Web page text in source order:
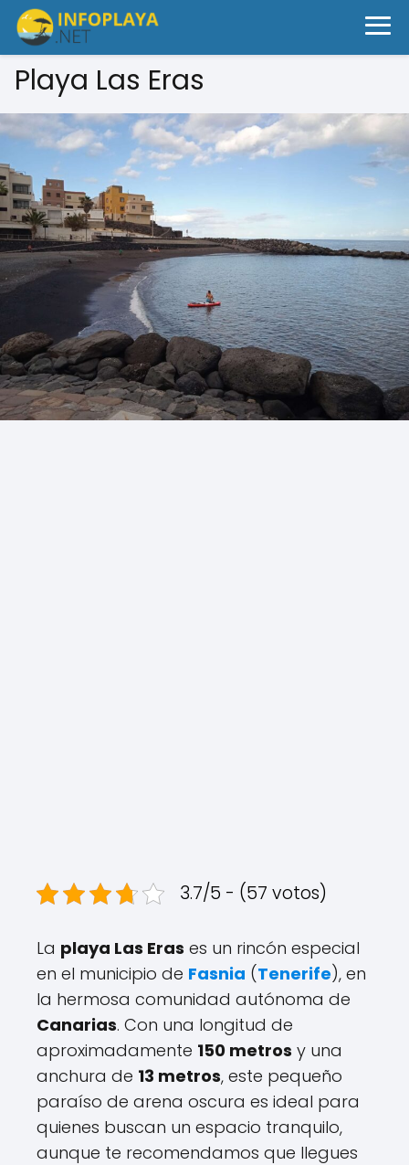
Playa Las Eras
3.7/5 - (57 votos)
La playa Las Eras es un rincón especial
en el municipio de Fasnia (Tenerife), en
la hermosa comunidad autónoma de
Canarias. Con una longitud de
aproximadamente 150 metros y una
anchura de 13 metros, este pequeño
paraíso de arena oscura es ideal para
quienes buscan un espacio tranquilo,
aunque te recomendamos que llegues